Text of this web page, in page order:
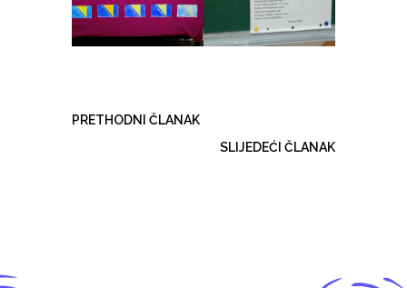
PRETHODNI ČLANAK
SLIJEDEĆI ČLANAK